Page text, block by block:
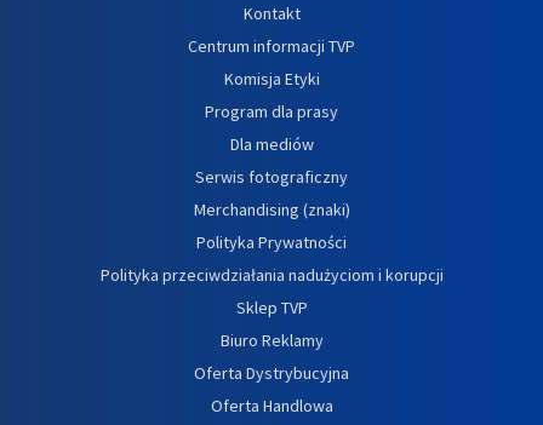
Kontakt
Centrum informacji TVP
Komisja Etyki
Program dla prasy
Dla mediów
Serwis fotograficzny
Merchandising (znaki)
Polityka Prywatności
Polityka przeciwdziałania nadużyciom i korupcji
Sklep TVP
Biuro Reklamy
Oferta Dystrybucyjna
Oferta Handlowa